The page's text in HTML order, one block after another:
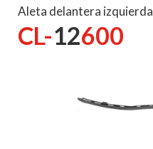
Aleta delantera izquierda
CL-12600